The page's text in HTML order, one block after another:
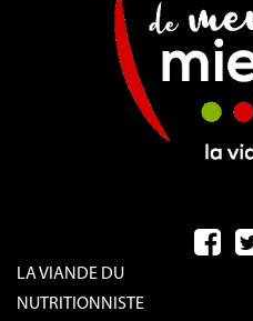
LA VIANDE DU
NUTRITIONNISTE